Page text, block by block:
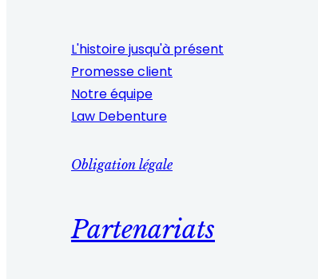
L'histoire jusqu'à présent
Promesse client
Notre équipe
Law Debenture
Obligation légale
Partenariats